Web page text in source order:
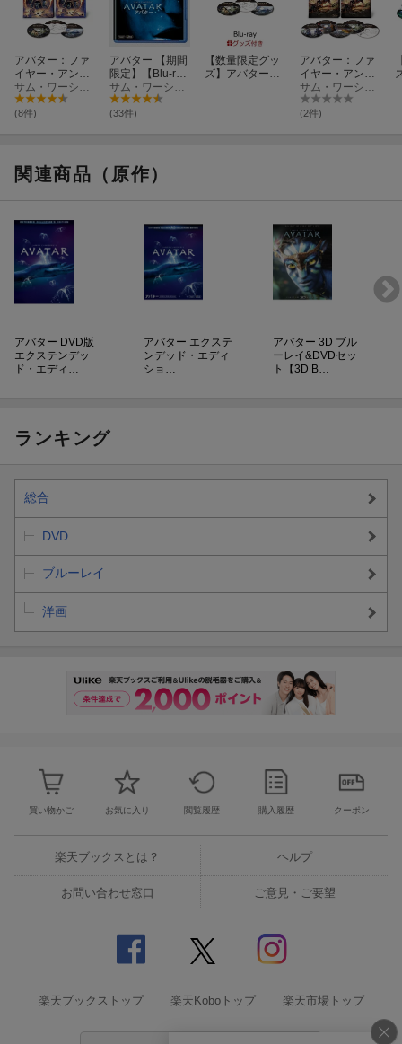
吹替翻訳：久保喜昭
2026 20th Century Studios
アバター：ファ
イヤー・アン
ド・アッシュ ブ
ルーレイ+ DVD
セット【Blu-ra
(8件)
アバター 【期間
限定】【Blu-ra
y】
(33件)
【数量限定グッ
ズ】アバター：
アバター：ファ
イヤー・アン
ド・アッシュ 4K
UHD+ 3D+ ブル
ーレイ セット
(2件)
関連商品（原作）
アバター DVD版
エクステンデッ
ド・エディ…
アバター エクステ
ンデッド・エディ
ショ…
アバター 3D ブル
ーレイ&DVDセッ
ト【3D B…
ランキング
総合
DVD
ブルーレイ
洋画
買い物かご お気に入り 閲覧履歴 購入履歴 クーポン
楽天ブックスとは？ ヘルプ
お問い合わせ窓口 ご意見・ご要望
楽天ブックストップ 楽天Koboトップ 楽天市場トップ